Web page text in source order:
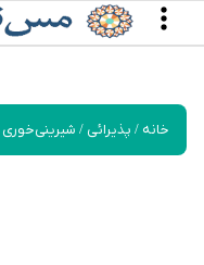
خانه / پذیرائی / شیرینی‌خوری